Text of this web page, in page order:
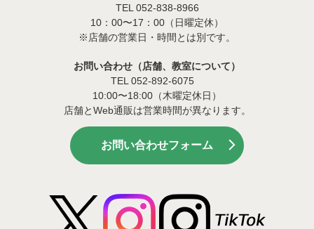
TEL 052-838-8966
10：00〜17：00（日曜定休）
※店舗の営業日・時間とは別です。
お問い合わせ（店舗、教室について）
TEL 052-892-6075
10:00〜18:00（木曜定休日）
店舗とWeb通販は営業時間が異なります。
お問い合わせフォーム